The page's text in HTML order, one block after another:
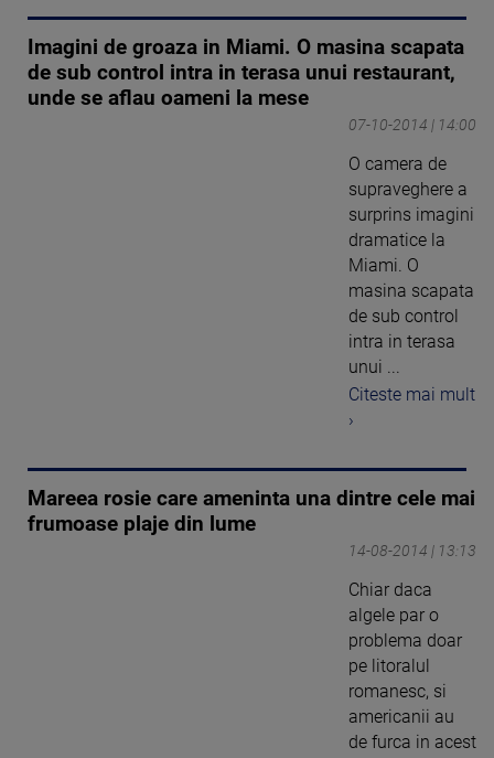
Imagini de groaza in Miami. O masina scapata
de sub control intra in terasa unui restaurant,
unde se aflau oameni la mese
07-10-2014 | 14:00
O camera de
supraveghere a
surprins imagini
dramatice la
Miami. O
masina scapata
de sub control
intra in terasa
unui ...
Citeste mai mult
›
Mareea rosie care ameninta una dintre cele mai
frumoase plaje din lume
14-08-2014 | 13:13
Chiar daca
algele par o
problema doar
pe litoralul
romanesc, si
americanii au
de furca in acest